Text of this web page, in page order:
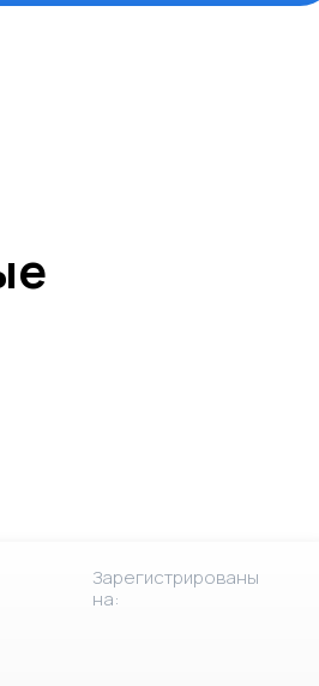
Зарегистрированы
на: